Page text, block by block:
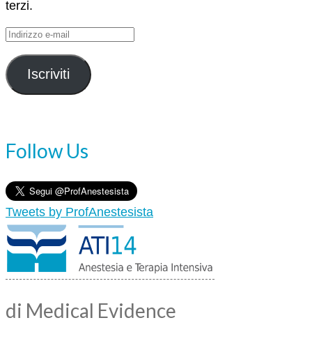
terzi.
Indirizzo
mail
Iscriviti
Follow Us
Tweets by ProfAnestesista
di Medical Evidence